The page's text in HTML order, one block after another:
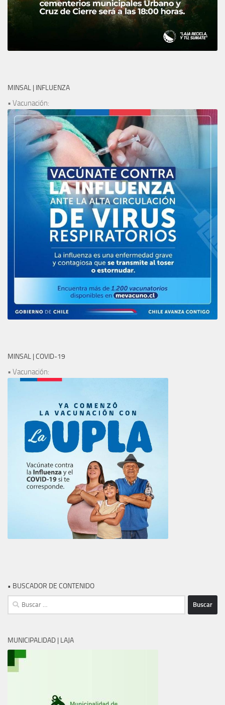
MINSAL | INFLUENZA
• Vacunación:
MINSAL | COVID-19
• Vacunación:
• BUSCADOR DE CONTENIDO
Buscar:
MUNICIPALIDAD | LAJA